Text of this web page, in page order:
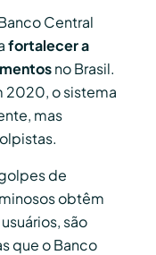
Central
fortalecer a
no Brasil.
2020, o sistema
mas
de
obtêm
são
que o Banco